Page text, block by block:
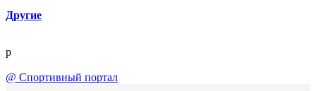
Другие
p
@ Спортивный портал